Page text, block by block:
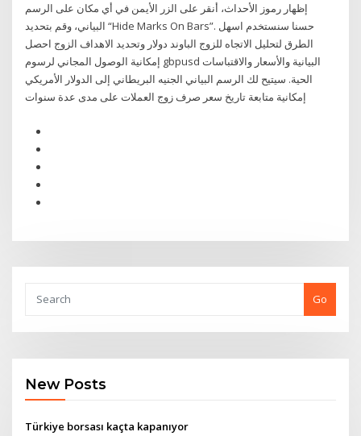
إظهار رموز الأحداث، أنقر على الزر الأيمن في أي مكان على الرسم
البياني، وقم بتحديد “Hide Marks On Bars”. حسنا سنستخدم اسهل
الطرق لتحليل الاتجاه للزوج الباوند دولار وتحديد الاهداف الزوج احصل
إمكانية الوصول المجاني لرسوم gbpusd البيانية والأسعار والاقتباسات
الحية. سيتيح لك الرسم البياني الجنيه البريطاني إلى الدولار الأمريكي
إمكانية متابعة تاريخ سعر صرف زوج العملات على مدى عدة سنوات
Go
New Posts
Türkiye borsası kaçta kapanıyor